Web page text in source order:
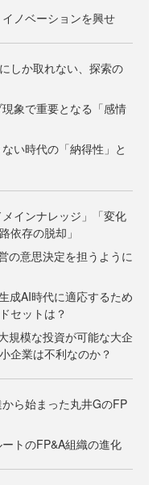
ノベーションを興せ
しか取れない、探索の
象で重要となる「感情
い時代の「納得性」と
インナレッジ」「変化
依存の脱却」
の意思決定を担うように
成AI時代に適応するため
セットは？
規模な投資が可能な大企
企業は不利なのか？
ら始まった丸井GのFP
トのFP&A組織の進化